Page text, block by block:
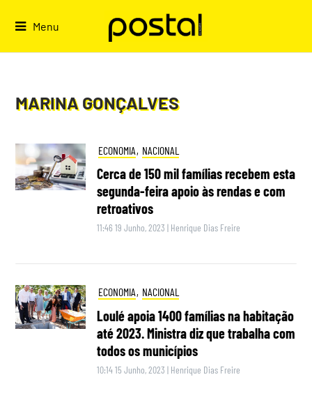
Menu
MARINA GONÇALVES
ECONOMIA, NACIONAL
Cerca de 150 mil famílias recebem esta
segunda-feira apoio às rendas e com
retroativos
11:46 19 Junho, 2023 | Henrique Dias Freire
ECONOMIA, NACIONAL
Loulé apoia 1400 famílias na habitação
até 2023. Ministra diz que trabalha com
todos os municípios
10:14 15 Junho, 2023 | Henrique Dias Freire